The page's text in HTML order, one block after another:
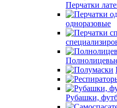
Перчатки
одноразовые
Рубашки,